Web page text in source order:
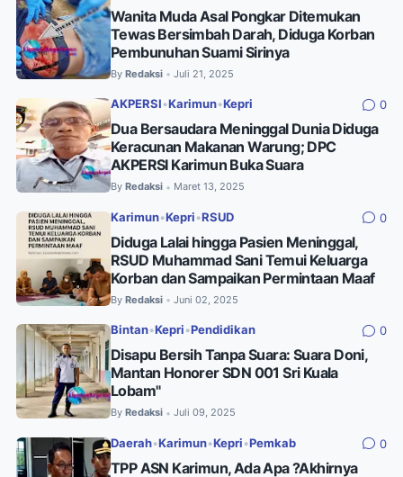
Wanita Muda Asal Pongkar Ditemukan
Tewas Bersimbah Darah, Diduga Korban
Pembunuhan Suami Sirinya
By Redaksi • Juli 21, 2025
AKPERSI •Karimun•Kepri 0
Dua Bersaudara Meninggal Dunia Diduga
Keracunan Makanan Warung; DPC
AKPERSI Karimun Buka Suara
By Redaksi • Maret 13, 2025
Karimun•Kepri •RSUD 0
Diduga Lalai hingga Pasien Meninggal,
RSUD Muhammad Sani Temui Keluarga
Korban dan Sampaikan Permintaan Maaf
By Redaksi • Juni 02, 2025
Bintan•Kepri •Pendidikan 0
Disapu Bersih Tanpa Suara: Suara Doni,
Mantan Honorer SDN 001 Sri Kuala
Lobam"
By Redaksi • Juli 09, 2025
Daerah•Karimun•Kepri •Pemkab 0
TPP ASN Karimun, Ada Apa ?Akhirnya